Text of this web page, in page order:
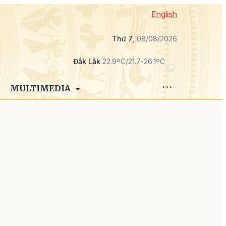
English
Thứ 7, 08/08/2026
Đắk Lắk22.9ºC/21.7-26.1ºC
MULTIMEDIA